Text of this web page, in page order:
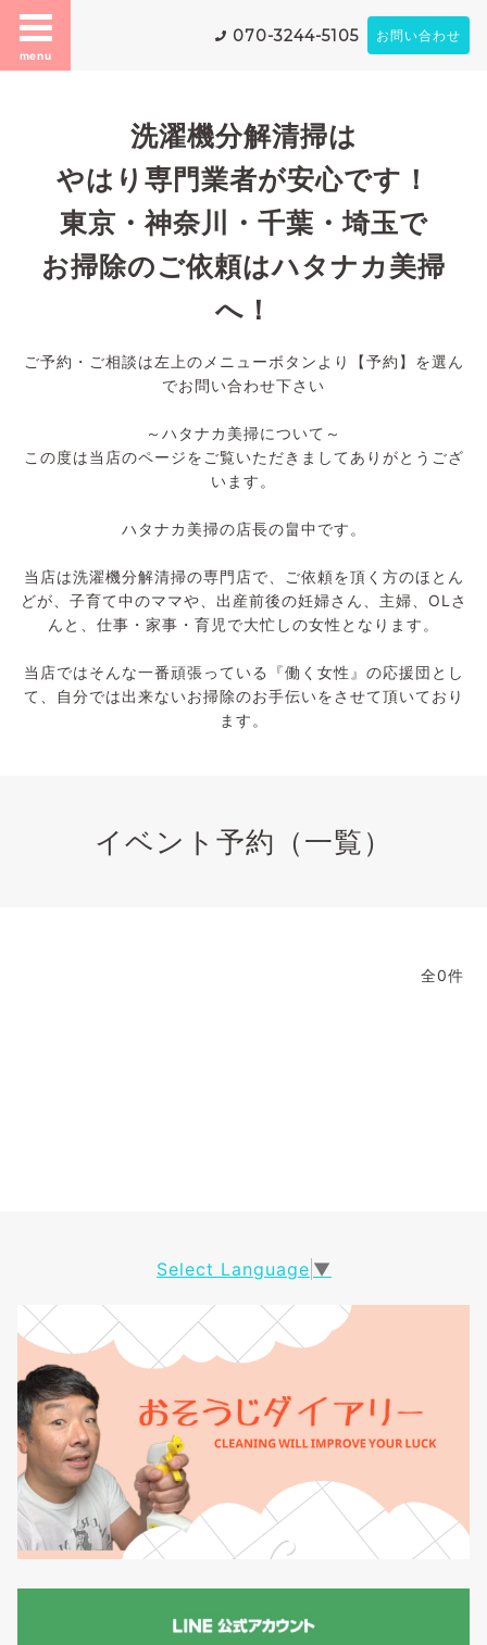
menu
070-3244-5105 お問い合わせ
洗濯機分解清掃は
やはり専門業者が安心です！
東京・神奈川・千葉・埼玉で
お掃除のご依頼はハタナカ美掃
へ！
ご予約・ご相談は左上のメニューボタンより【予約】を選ん
でお問い合わせ下さい
～ハタナカ美掃について～
この度は当店のページをご覧いただきましてありがとうござ
います。
ハタナカ美掃の店長の畠中です。
当店は洗濯機分解清掃の専門店で、ご依頼を頂く方のほとん
どが、子育て中のママや、出産前後の妊婦さん、主婦、OLさ
んと、仕事・家事・育児で大忙しの女性となります。
当店ではそんな一番頑張っている『働く女性』の応援団とし
て、自分では出来ないお掃除のお手伝いをさせて頂いており
ます。
イベント予約（一覧）
全0件
Select Language ▼